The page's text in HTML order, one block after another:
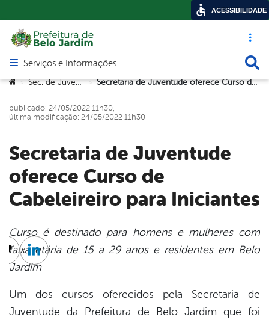
Acesso
Abrir menu principal de navegação
Serviços e Informações
Você está aqui:
> Sec. de Juventude > Secretaria de Juventude oferece Curso de Cabeleireiro para Iniciantes
Secretaria de Juventude
oferece Curso de
Cabeleireiro para Iniciantes
publicado: 24/05/2022 11h30,
última modificação: 24/05/2022 11h30
Curso é destinado para homens e mulheres com
faixa etária de 15 a 29 anos e residentes em Belo
Jardim
Um dos cursos oferecidos pela Secretaria de
Juventude da Prefeitura de Belo Jardim que foi
TwitterLinkedin
ACESSIBILIDADE